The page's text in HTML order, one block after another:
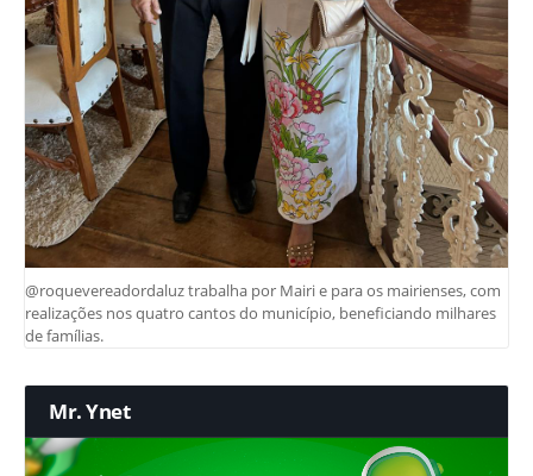
@roquevereadordaluz trabalha por Mairi e para os mairienses, com
realizações nos quatro cantos do município, beneficiando milhares
de famílias.
Mr. Ynet